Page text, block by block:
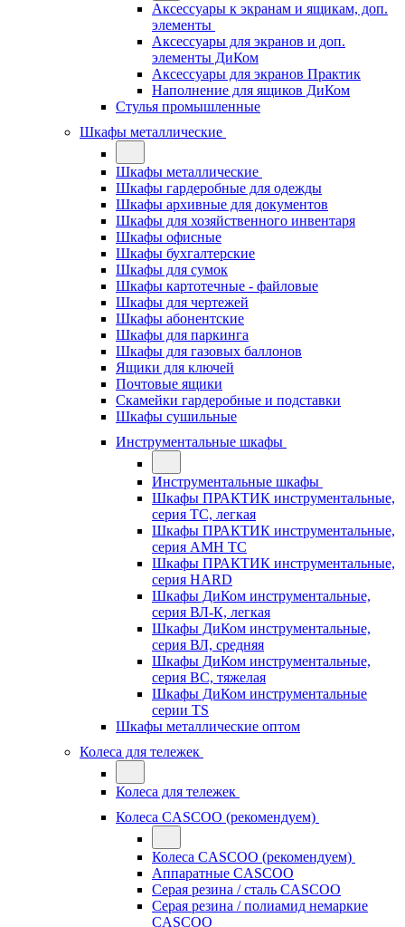
Аксессуары к экранам и ящикам, доп.
элементы
Аксессуары для экранов и доп.
элементы ДиКом
Аксессуары для экранов Практик
Наполнение для ящиков ДиКом
Стулья промышленные
Шкафы металлические
Шкафы металлические
Шкафы гардеробные для одежды
Шкафы архивные для документов
Шкафы для хозяйственного инвентаря
Шкафы офисные
Шкафы бухгалтерские
Шкафы для сумок
Шкафы картотечные - файловые
Шкафы для чертежей
Шкафы абонентские
Шкафы для паркинга
Шкафы для газовых баллонов
Ящики для ключей
Почтовые ящики
Скамейки гардеробные и подставки
Шкафы сушильные
Инструментальные шкафы
Инструментальные шкафы
Шкафы ПРАКТИК инструментальные,
серия ТC, легкая
Шкафы ПРАКТИК инструментальные,
серия AMH TC
Шкафы ПРАКТИК инструментальные,
серия HARD
Шкафы ДиКом инструментальные,
cерия ВЛ-К, легкая
Шкафы ДиКом инструментальные,
серия ВЛ, средняя
Шкафы ДиКом инструментальные,
серия ВС, тяжелая
Шкафы ДиКом инструментальные
серии TS
Шкафы металлические оптом
Колеса для тележек
Колеса для тележек
Колеса CASCOO (рекомендуем)
Колеса CASCOO (рекомендуем)
Аппаратные CASCOO
Серая резина / сталь CASCOO
Серая резина / полиамид немаркие
CASCOO